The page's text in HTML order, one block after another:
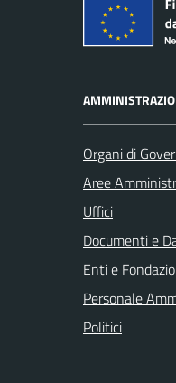
Organi di
Aree
Uffici
Documenti e
Enti e
Personale
Politici